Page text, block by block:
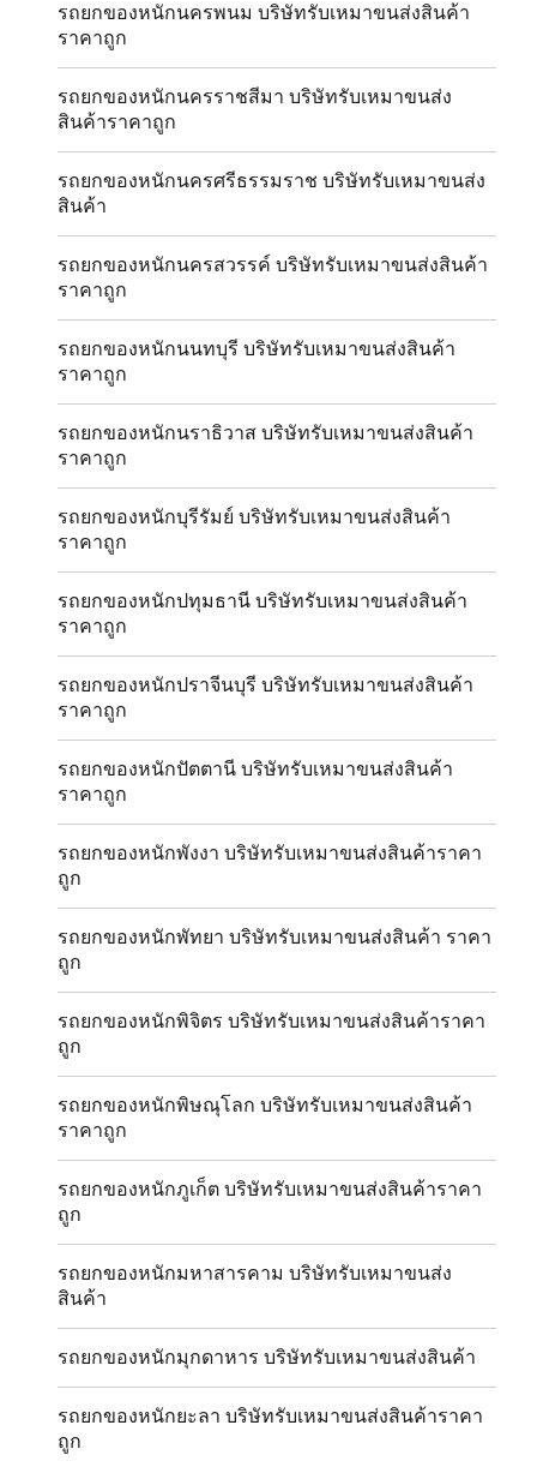
รถยกของหนักนครพนม บริษัทรับเหมาขนส่งสินค้า
ราคาถูก
รถยกของหนักนครราชสีมา บริษัทรับเหมาขนส่ง
สินค้าราคาถูก
รถยกของหนักนครศรีธรรมราช บริษัทรับเหมาขนส่ง
สินค้า
รถยกของหนักนครสวรรค์ บริษัทรับเหมาขนส่งสินค้า
ราคาถูก
รถยกของหนักนนทบุรี บริษัทรับเหมาขนส่งสินค้า
ราคาถูก
รถยกของหนักนราธิวาส บริษัทรับเหมาขนส่งสินค้า
ราคาถูก
รถยกของหนักบุรีรัมย์ บริษัทรับเหมาขนส่งสินค้า
ราคาถูก
รถยกของหนักปทุมธานี บริษัทรับเหมาขนส่งสินค้า
ราคาถูก
รถยกของหนักปราจีนบุรี บริษัทรับเหมาขนส่งสินค้า
ราคาถูก
รถยกของหนักปัตตานี บริษัทรับเหมาขนส่งสินค้า
ราคาถูก
รถยกของหนักพังงา บริษัทรับเหมาขนส่งสินค้าราคา
ถูก
รถยกของหนักพัทยา บริษัทรับเหมาขนส่งสินค้า ราคา
ถูก
รถยกของหนักพิจิตร บริษัทรับเหมาขนส่งสินค้าราคา
ถูก
รถยกของหนักพิษณุโลก บริษัทรับเหมาขนส่งสินค้า
ราคาถูก
รถยกของหนักภูเก็ต บริษัทรับเหมาขนส่งสินค้าราคา
ถูก
รถยกของหนักมหาสารคาม บริษัทรับเหมาขนส่ง
สินค้า
รถยกของหนักมุกดาหาร บริษัทรับเหมาขนส่งสินค้า
รถยกของหนักยะลา บริษัทรับเหมาขนส่งสินค้าราคา
ถูก